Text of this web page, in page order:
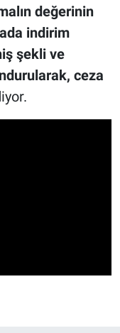
değerinin
indirim
şekli ve
ceza